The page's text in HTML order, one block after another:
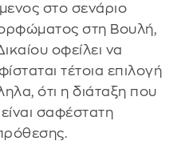
στο σενάριο
στη Βουλή,
οφείλει να
τέτοια επιλογή
ότι η διάταξη που
σαφέστατη